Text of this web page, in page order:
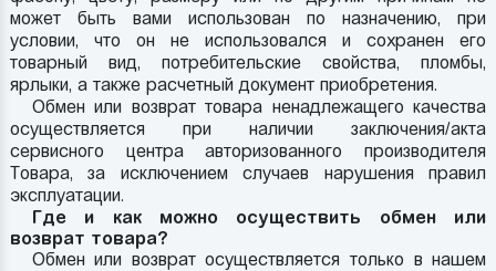
может быть вами использован по назначению, при
условии, что он не использовался и сохранен его
товарный вид, потребительские свойства, пломбы,
ярлыки, а также расчетный документ приобретения.
Обмен или возврат товара ненадлежащего качества
осуществляется при наличии заключения/акта
сервисного центра авторизованного производителя
Товара, за исключением случаев нарушения правил
эксплуатации.
Где и как можно осуществить обмен или
возврат товара?
Обмен или возврат осуществляется только в нашем